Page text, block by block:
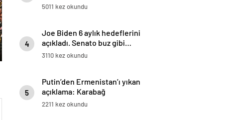
5011 kez okundu
4
Joe Biden 6 aylık hedeflerini
açıkladı. Senato buz gibi…
3110 kez okundu
5
Putin’den Ermenistan’ı yıkan
açıklama: Karabağ
Azerbaycan’ın ayrılmaz bir
2211 kez okundu